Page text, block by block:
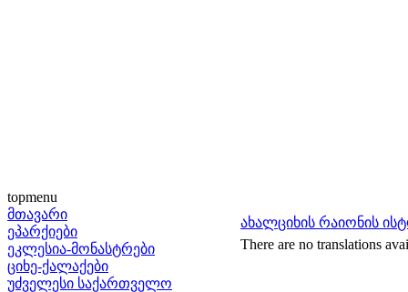
topmenu
მთავარი
ეპარქიები
ეკლესია-მონასტრები
ციხე-ქალაქები
უძველესი საქართველო
ახალციხის რაიონის
There are no translations